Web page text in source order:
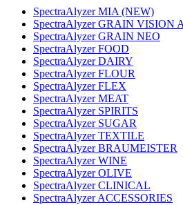
(INDIA)
PRIVATE
LIMITED
SpectraAlyzer MIA (NEW)
SpectraAlyzer GRAIN VISION
SpectraAlyzer GRAIN NEO
SpectraAlyzer FOOD
SpectraAlyzer DAIRY
SpectraAlyzer FLOUR
SpectraAlyzer FLEX
SpectraAlyzer MEAT
SpectraAlyzer SPIRITS
SpectraAlyzer SUGAR
SpectraAlyzer TEXTILE
SpectraAlyzer BRAUMEISTER
SpectraAlyzer WINE
SpectraAlyzer OLIVE
SpectraAlyzer CLINICAL
SpectraAlyzer ACCESSORIES